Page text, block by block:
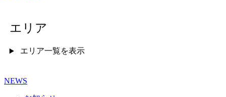
エリア
エリア一覧を表示
NEWS